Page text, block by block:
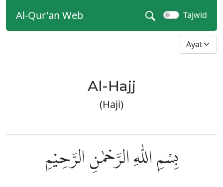
Al-Qur'an Web Tajwid
Al-Hajj
(Haji)
بِسْمِ اللّٰهِ الرَّحْمٰنِ الرَّحِيْمِ